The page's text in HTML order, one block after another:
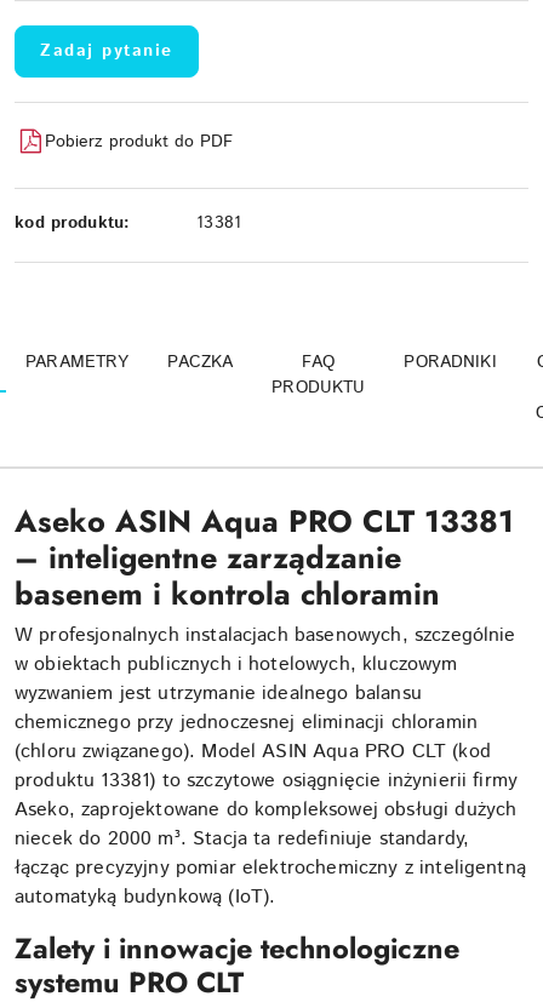
Zadaj pytanie
Pobierz produkt do PDF
kod produktu: 13381
PARAMETRY PACZKA
FAQ
PRODUKTU
PORADNIKI
Aseko ASIN Aqua PRO CLT 13381
– inteligentne zarządzanie
basenem i kontrola chloramin
W profesjonalnych instalacjach basenowych, szczególnie
w obiektach publicznych i hotelowych, kluczowym
wyzwaniem jest utrzymanie idealnego balansu
chemicznego przy jednoczesnej eliminacji chloramin
(chloru związanego). Model ASIN Aqua PRO CLT (kod
produktu 13381) to szczytowe osiągnięcie inżynierii firmy
Aseko, zaprojektowane do kompleksowej obsługi dużych
niecek do 2000 m³. Stacja ta redefiniuje standardy,
łącząc precyzyjny pomiar elektrochemiczny z inteligentną
automatyką budynkową (IoT).
Zalety i innowacje technologiczne
systemu PRO CLT